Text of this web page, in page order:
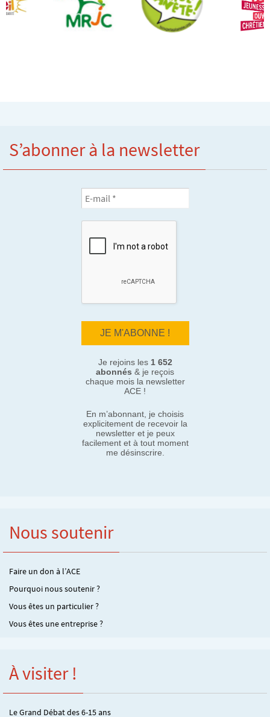
S’abonner à la newsletter
Je rejoins les 1 652
abonnés & je reçois
chaque mois la newsletter
ACE !
En m’abonnant, je choisis
explicitement de recevoir la
newsletter et je peux
facilement et à tout moment
me désinscrire.
Nous soutenir
Faire un don à l’ACE
Pourquoi nous soutenir ?
Vous êtes un particulier ?
Vous êtes une entreprise ?
À visiter !
Le Grand Débat des 6-15 ans